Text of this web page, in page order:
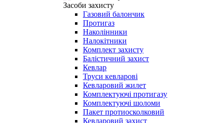
Засоби захисту
Газовий балончик
Протигаз
Наколінники
Налокітники
Комплект захисту
Балістичний захист
Кевлар
Труси кевларові
Кевларовий жилет
Комплектуючі протигазу
Комплектуючі шоломи
Пакет протиосколковий
Кевларовий захист